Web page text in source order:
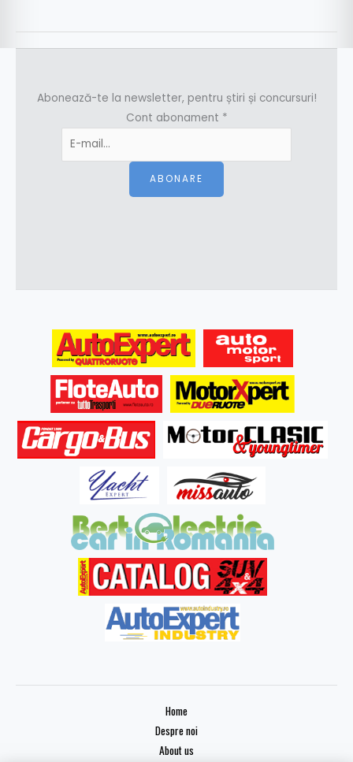
Abonează-te la newsletter, pentru știri și concursuri!
Cont abonament *
ABONARE
Home
Despre noi
About us